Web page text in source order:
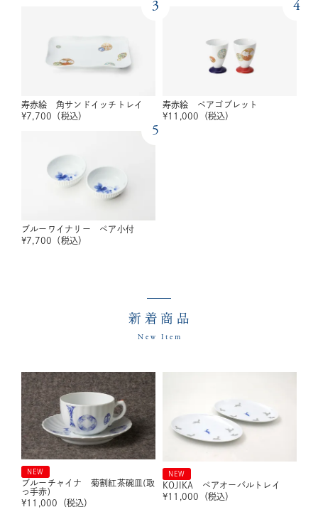
3
寿赤絵 角サンドイッチトレイ
¥7,700 （税込）
4
寿赤絵 ペアゴブレット
¥11,000 （税込）
5
ブルーワイナリー ペア小付
¥7,700 （税込）
新着商品
New Item
NEW
ブルーチャイナ 菊割紅茶碗皿(取
っ手赤)
¥11,000 （税込）
NEW
KOJIKA ペアオーバルトレイ
¥11,000 （税込）